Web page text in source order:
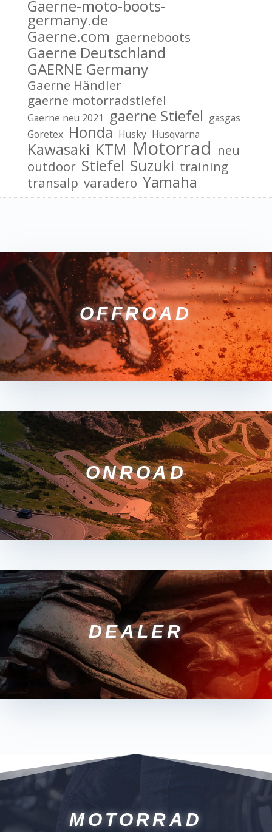
Gaerne-moto-boots-
germany.de
Gaerne.com gaerneboots
Gaerne Deutschland
GAERNE Germany
Gaerne Händler
gaerne motorradstiefel
Gaerne neu 2021 gaerne Stiefel gasgas
Goretex Honda Husky Husqvarna
Kawasaki KTM Motorrad neu
outdoor Stiefel Suzuki training
transalp varadero Yamaha
OFFROAD
ONROAD
DEALER
MOTORRAD